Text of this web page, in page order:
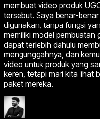
membuat video produk
tersebut. Saya benar-
digunakan, tanpa fungsi
memiliki model pembuatan
dapat terlebih dahulu
mengunggahnya, dan
video untuk produk yang
keren, tetapi mari kita lihat
paket mereka.